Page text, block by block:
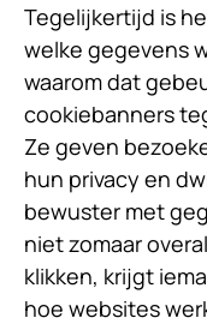
Tegelijkertijd is
welke gegevens
waarom dat
cookiebanners
Ze geven
hun privacy en
bewuster met
niet zomaar
klikken, krijgt
hoe websites